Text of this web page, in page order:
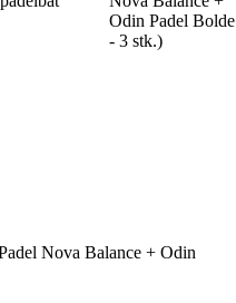
Odin Padel Bolde
- 3 stk.)
Nova Balance + Odin